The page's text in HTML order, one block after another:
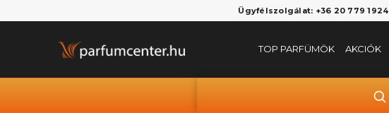
Ügyfélszolgálat: +36 20 779 1924
TOP PARFÜMÖK AKCIÓK